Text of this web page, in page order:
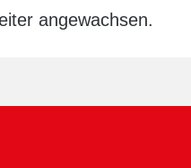
angewachsen.